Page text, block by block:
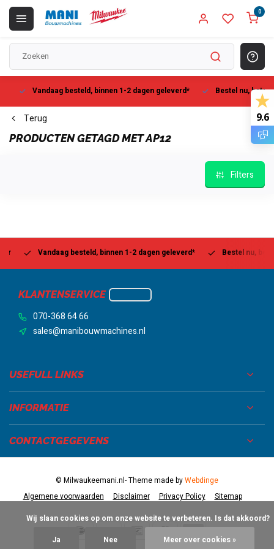
0
Vandaag besteld, binnen 1-2 dagen geleverd* Bestel nu, betaal
Terug
PRODUCTEN GETAGD MET AP12
Filters
Vandaag besteld, binnen 1-2 dagen geleverd* Bestel nu, betaal
KLANTENSERVICE
070-368 64 66
sales@manibouwmachines.nl
USEFULL LINKS
INFORMATIE
CONTACTGEGEVENS
Algemene voorwaarden Disclaimer Privacy Policy Sitemap
© Milwaukeemani.nl- Theme made byWebdinge
9.6
Ja Nee Meer over cookies »